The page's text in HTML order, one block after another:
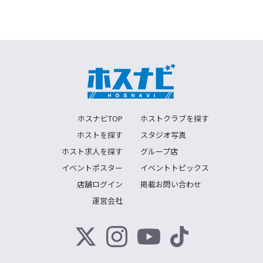
ホスナビTOP
ホストクラブを探す
ホストを探す
スタジオ写真
ホスト求人を探す
グループ店
イベントポスター
イベントトピックス
店舗ログイン
掲載お問い合わせ
運営会社